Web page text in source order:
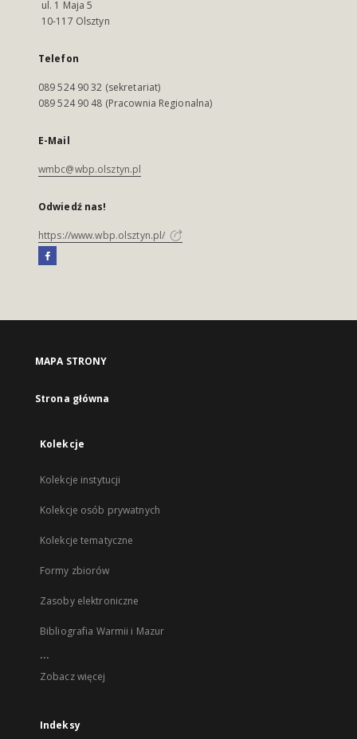
ul. 1 Maja 5
10-117 Olsztyn
Telefon
089 524 90 32 (sekretariat)
089 524 90 48 (Pracownia Regionalna)
E-Mail
wmbc@wbp.olsztyn.pl
Odwiedź nas!
https://www.wbp.olsztyn.pl/
MAPA STRONY
Strona główna
Kolekcje
Kolekcje instytucji
Kolekcje osób prywatnych
Kolekcje tematyczne
Formy zbiorów
Zasoby elektroniczne
Bibliografia Warmii i Mazur
...
Zobacz więcej
Indeksy